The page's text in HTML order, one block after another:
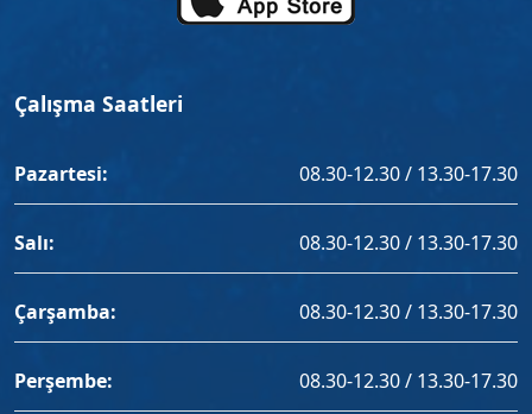
Çalışma Saatleri
Pazartesi: 08.30-12.30 / 13.30-17.30
Salı: 08.30-12.30 / 13.30-17.30
Çarşamba: 08.30-12.30 / 13.30-17.30
Perşembe: 08.30-12.30 / 13.30-17.30